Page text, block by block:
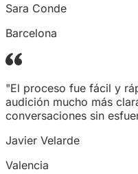
Sara Conde
Barcelona
"El proceso fue fácil y
audición mucho más
conversaciones sin
Javier Velarde
Valencia